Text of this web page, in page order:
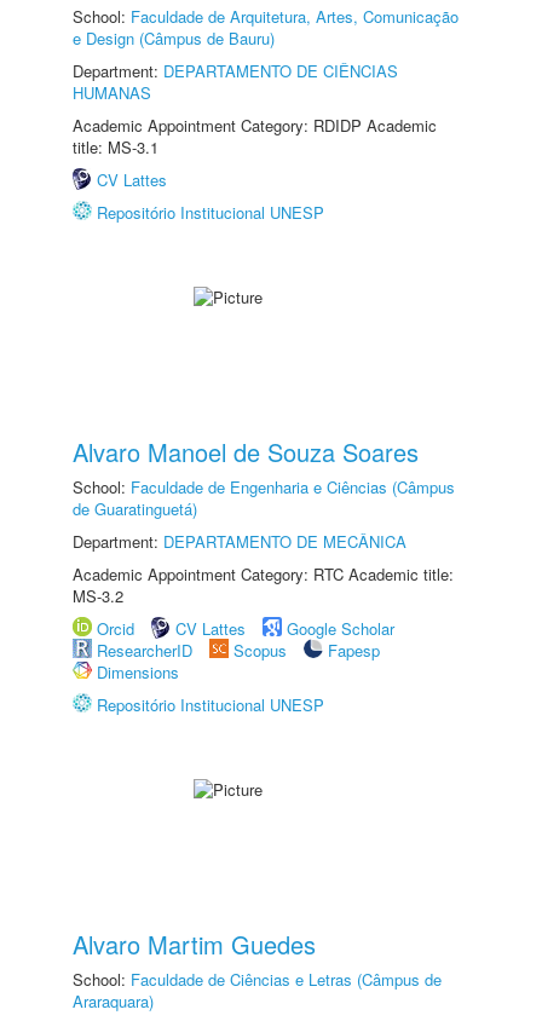
School: Faculdade de Arquitetura, Artes, Comunicação
e Design (Câmpus de Bauru)
Department: DEPARTAMENTO DE CIÊNCIAS
HUMANAS
Academic Appointment Category: RDIDP Academic
title: MS-3.1
CV Lattes
Repositório Institucional UNESP
Alvaro Manoel de Souza Soares
School: Faculdade de Engenharia e Ciências (Câmpus
de Guaratinguetá)
Department: DEPARTAMENTO DE MECÂNICA
Academic Appointment Category: RTC Academic title:
MS-3.2
Orcid
CV Lattes
Google Scholar
ResearcherID
Scopus
Fapesp
Dimensions
Repositório Institucional UNESP
Alvaro Martim Guedes
School: Faculdade de Ciências e Letras (Câmpus de
Araraquara)